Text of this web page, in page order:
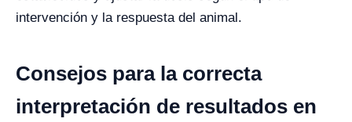
intervención y la respuesta del animal.
Consejos para la correcta
interpretación de resultados en